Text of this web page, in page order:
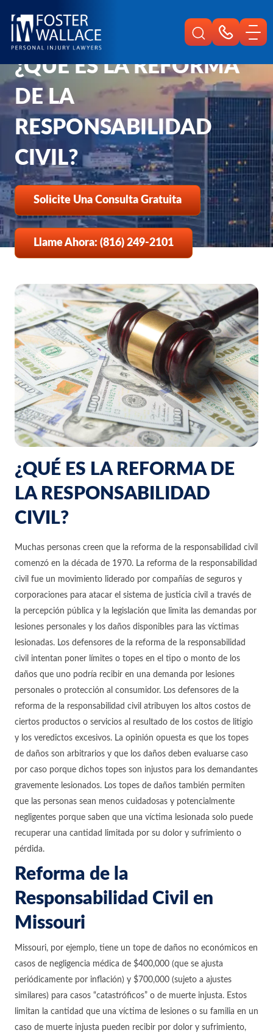
Preguntas Frecuentes
¿QUÉ ES LA REFORMA
DE LA
RESPONSABILIDAD
CIVIL?
Solicite Una Consulta Gratuita
Llame Ahora: (816) 249-2101
¿QUÉ ES LA REFORMA DE
LA RESPONSABILIDAD
CIVIL?
Muchas personas creen que la reforma de la responsabilidad civil
comenzó en la década de 1970. La reforma de la responsabilidad
civil fue un movimiento liderado por compañías de seguros y
corporaciones para atacar el sistema de justicia civil a través de
la percepción pública y la legislación que limita las demandas por
lesiones personales y los daños disponibles para las víctimas
lesionadas. Los defensores de la reforma de la responsabilidad
civil intentan poner límites o topes en el tipo o monto de los
daños que uno podría recibir en una demanda por lesiones
personales o protección al consumidor. Los defensores de la
reforma de la responsabilidad civil atribuyen los altos costos de
ciertos productos o servicios al resultado de los costos de litigio
y los veredictos excesivos. La opinión opuesta es que los topes
de daños son arbitrarios y que los daños deben evaluarse caso
por caso porque dichos topes son injustos para los demandantes
gravemente lesionados. Los topes de daños también permiten
que las personas sean menos cuidadosas y potencialmente
negligentes porque saben que una víctima lesionada solo puede
recuperar una cantidad limitada por su dolor y sufrimiento o
pérdida.
Reforma de la
Responsabilidad Civil en
Missouri
Missouri, por ejemplo, tiene un tope de daños no económicos en
casos de negligencia médica de $400,000 (que se ajusta
periódicamente por inflación) y $700,000 (sujeto a ajustes
similares) para casos “catastróficos” o de muerte injusta. Estos
limitan la cantidad que una víctima de lesiones o su familia en un
caso de muerte injusta pueden recibir por dolor y sufrimiento,